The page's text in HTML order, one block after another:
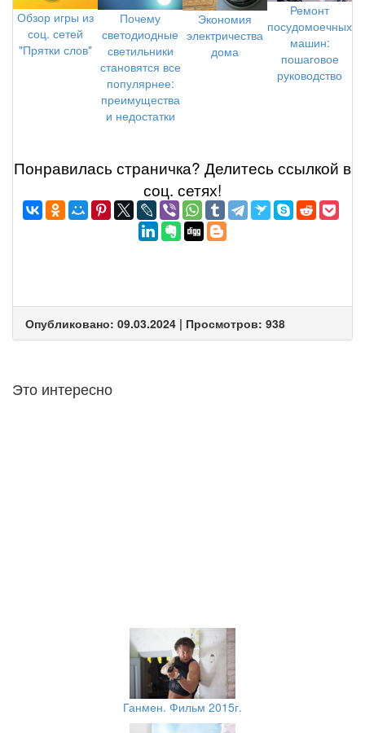
Обзор игры из
соц. сетей
"Прятки слов"
Почему
светодиодные
светильники
становятся все
популярнее:
преимущества
и недостатки
Экономия
электричества
дома
Ремонт
посудомоечных
машин:
пошаговое
руководство
Понравилась страничка? Делитеcь ссылкой в
соц. сетях!
Опубликовано: 09.03.2024 | Просмотров: 938
Это интересно
Ганмен. Фильм 2015г.